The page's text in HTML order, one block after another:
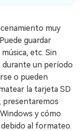
muy
guardar
etc. Sin
durante un período
o pueden
la tarjeta SD
presentaremos
y cómo
al formateo.